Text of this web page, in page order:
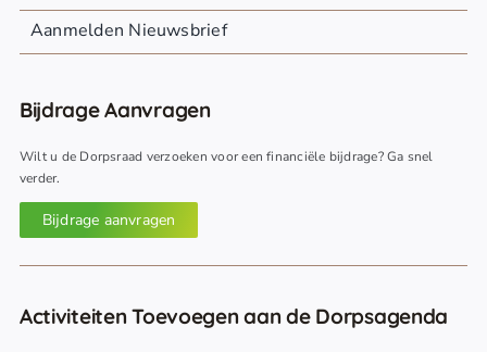
Aanmelden Nieuwsbrief
Bijdrage Aanvragen
Wilt u de Dorpsraad verzoeken voor een financiële bijdrage? Ga snel
verder.
Bijdrage aanvragen
Activiteiten Toevoegen aan de Dorpsagenda